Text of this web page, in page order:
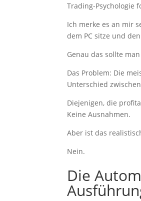
Trading-Psychologie
Ich merke es an mir
dem PC sitze und
Genau das sollte
Das Problem: Die
Unterschied
Diejenigen, die
Keine Ausnahmen.
Aber ist das
Nein.
Die